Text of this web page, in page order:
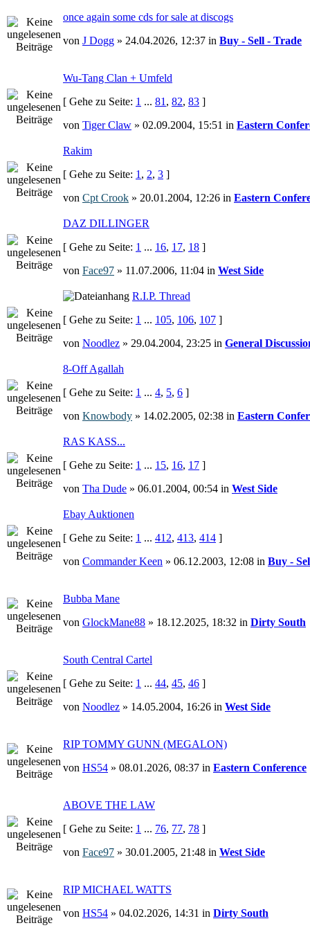
once again some cds for sale at discogs
von J Dogg » 24.04.2026, 12:37 in Buy - Sell - Trade
Wu-Tang Clan + Umfeld
[ Gehe zu Seite: 1 ... 81 , 82, 83 ]
von Tiger Claw » 02.09.2004, 15:51 in Eastern
Rakim
[ Gehe zu Seite: 1 , 2, 3 ]
von Cpt Crook » 20.01.2004, 12:26 in Eastern
DAZ DILLINGER
[ Gehe zu Seite: 1 ... 16, 17, 18 ]
von Face97 » 11.07.2006, 11:04 in West Side
R.I.P. Thread
[ Gehe zu Seite: 1 ... 105, 106, 107 ]
von Noodlez » 29.04.2004, 23:25 in General
8-Off Agallah
[ Gehe zu Seite: 1 ... 4, 5, 6 ]
von Knowbody » 14.02.2005, 02:38 in Eastern
RAS KASS...
[ Gehe zu Seite: 1 ... 15, 16, 17 ]
von Tha Dude » 06.01.2004, 00:54 in West Side
Ebay Auktionen
[ Gehe zu Seite: 1 ... 412, 413, 414 ]
von Commander Keen » 06.12.2003, 12:08 in Buy -
Bubba Mane
von GlockMane88 » 18.12.2025, 18:32 in Dirty South
South Central Cartel
[ Gehe zu Seite: 1 ... 44, 45, 46 ]
von Noodlez » 14.05.2004, 16:26 in West Side
RIP TOMMY GUNN (MEGALON)
von HS54 » 08.01.2026, 08:37 in Eastern Conference
ABOVE THE LAW
[ Gehe zu Seite: 1 ... 76, 77, 78 ]
von Face97 » 30.01.2005, 21:48 in West Side
RIP MICHAEL WATTS
von HS54 » 04.02.2026, 14:31 in Dirty South